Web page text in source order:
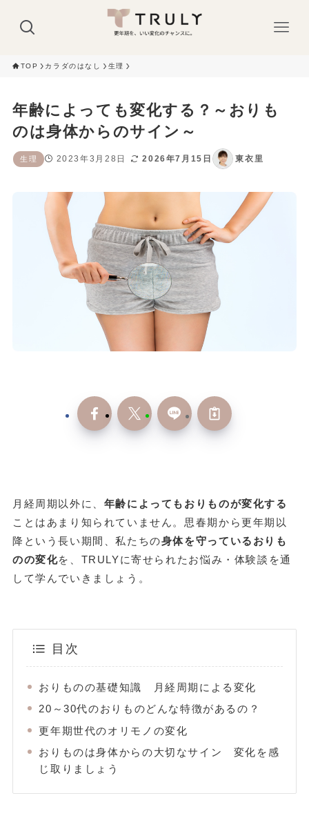
TOP カラダのはなし 生理
年齢によっても変化する？～おりも
のは身体からのサイン～
生理 2023年3月28日 2026年7月15日 東衣里
月経周期以外に、 年齢によってもおりものが変化する
ことはあまり知られていません。思春期から更年期以
降という長い期間、私たちの身体を守っているおりも
のの変化を、TRULYに寄せられたお悩み・体験談を通
して学んでいきましょう。
目次
おりものの基礎知識 月経周期による変化
20～30代のおりものどんな特徴があるの？
更年期世代のオリモノの変化
おりものは身体からの大切なサイン 変化を感
じ取りましょう